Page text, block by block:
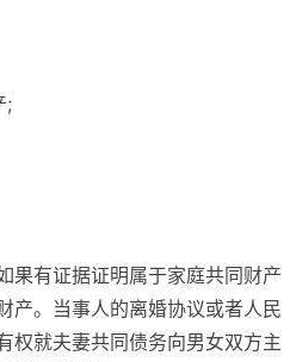
;
果有证据证明属于家庭共同财产
产。当事人的离婚协议或者人民
权就夫妻共同债务向男女双方主